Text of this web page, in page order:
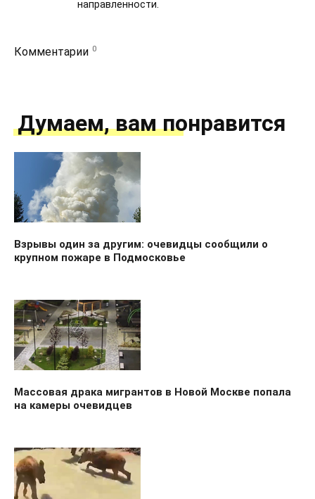
направленности.
Комментарии 0
Думаем, вам понравится
Взрывы один за другим: очевидцы сообщили о
крупном пожаре в Подмосковье
Массовая драка мигрантов в Новой Москве попала
на камеры очевидцев